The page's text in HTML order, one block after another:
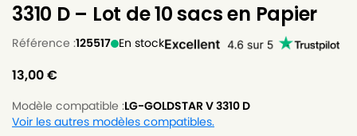
3310 D – Lot de 10 sacs en Papier
Référence :125517 En stock
13,00€
Modèle compatible :LG-GOLDSTAR V 3310 D
Voir les autres modèles compatibles.